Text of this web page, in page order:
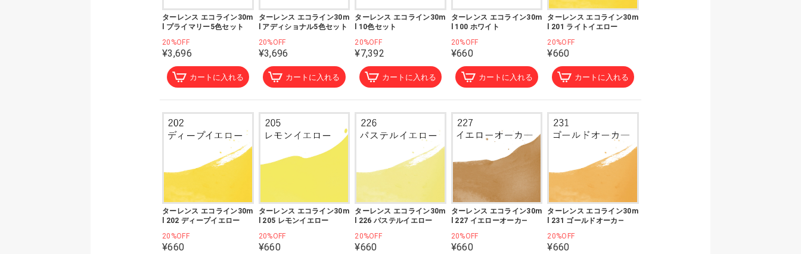
ターレンス エコライン30m
l プライマリー5色セット
20%OFF
¥3,696
カートに入れる
ターレンス エコライン30m
l アディショナル5色セット
20%OFF
¥3,696
カートに入れる
ターレンス エコライン30m
l 10色セット
20%OFF
¥7,392
カートに入れる
ターレンス エコライン30m
l 100 ホワイト
20%OFF
¥660
カートに入れる
ターレンス エコライン30m
l 201 ライトイエロー
20%OFF
¥660
カートに入れる
ターレンス エコライン30m
l 202 ディープイエロー
20%OFF
¥660
ターレンス エコライン30m
l 205 レモンイエロー
20%OFF
¥660
ターレンス エコライン30m
l 226 パステルイエロー
20%OFF
¥660
ターレンス エコライン30m
l 227 イエローオーカ―
20%OFF
¥660
ターレンス エコライン30m
l 231 ゴールドオーカ―
20%OFF
¥660